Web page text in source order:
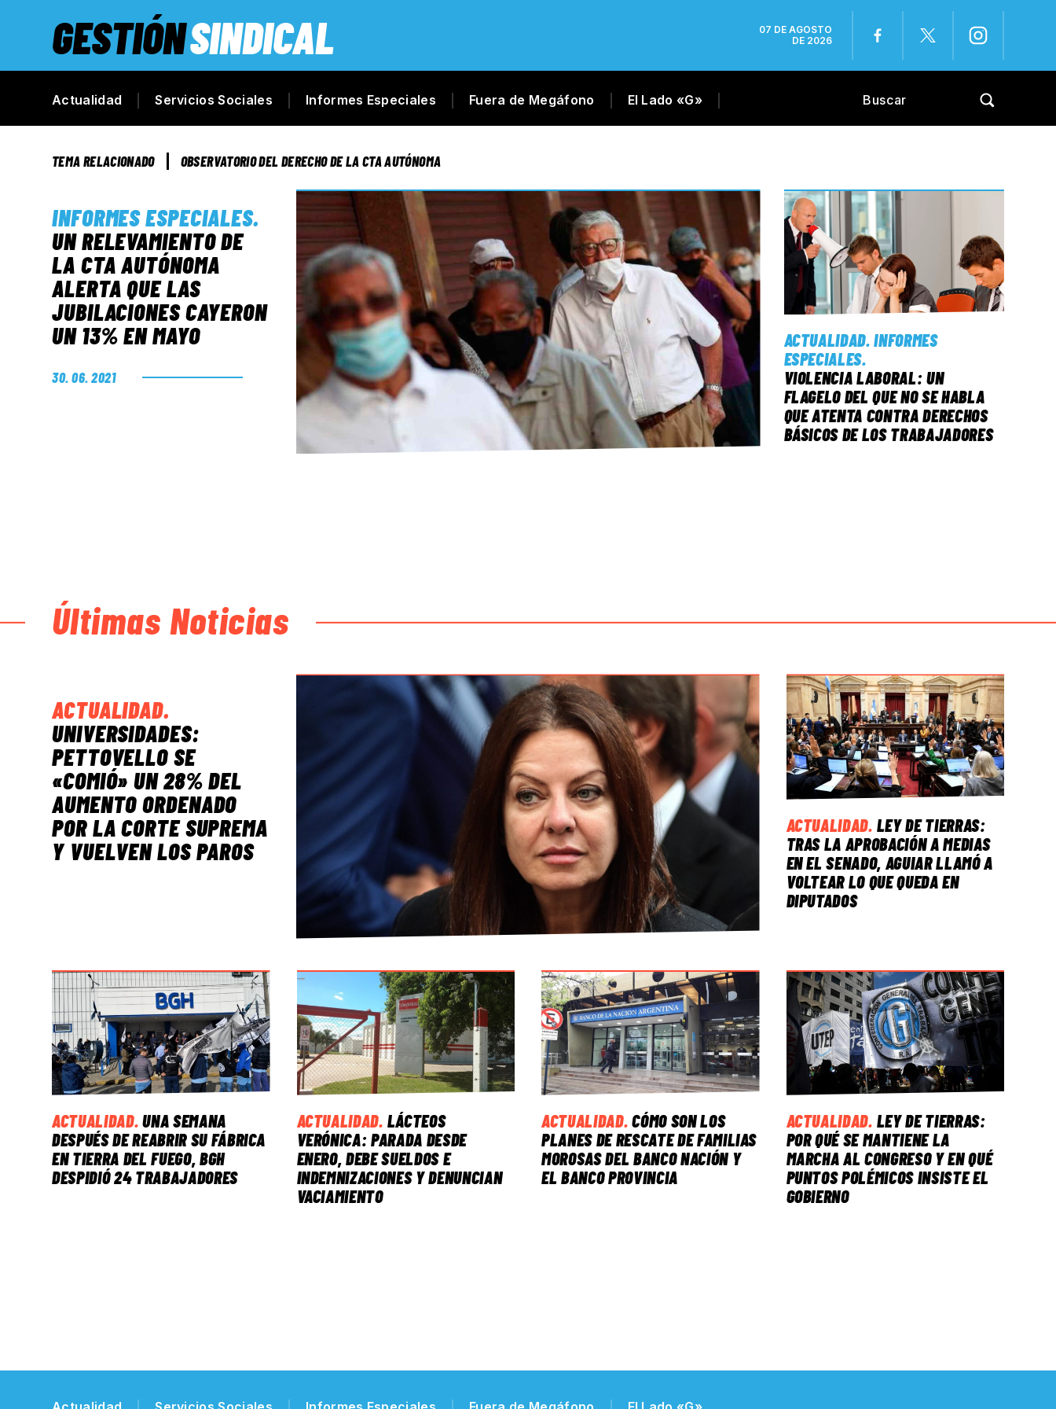
GESTIÓNSINDICAL
07 DE AGOSTO
DE 2026
Actualidad Servicios Sociales Informes Especiales Fuera de Megáfono El Lado «G»
TEMA RELACIONADO OBSERVATORIO DEL DERECHO DE LA CTA AUTÓNOMA
INFORMES ESPECIALES.
UN RELEVAMIENTO DE
LA CTA AUTÓNOMA
ALERTA QUE LAS
JUBILACIONES CAYERON
UN 13% EN MAYO
30. 06. 2021
ACTUALIDAD.INFORMES
ESPECIALES.
VIOLENCIA LABORAL: UN
FLAGELO DEL QUE NO SE HABLA
QUE ATENTA CONTRA DERECHOS
BÁSICOS DE LOS TRABAJADORES
Últimas Noticias
ACTUALIDAD.
UNIVERSIDADES:
PETTOVELLO SE
«COMIÓ» UN 28% DEL
AUMENTO ORDENADO
POR LA CORTE SUPREMA
Y VUELVEN LOS PAROS
ACTUALIDAD. LEY DE TIERRAS:
TRAS LA APROBACIÓN A MEDIAS
EN EL SENADO, AGUIAR LLAMÓ A
VOLTEAR LO QUE QUEDA EN
DIPUTADOS
ACTUALIDAD. UNA SEMANA
DESPUÉS DE REABRIR SU FÁBRICA
EN TIERRA DEL FUEGO, BGH
DESPIDIÓ 24 TRABAJADORES
ACTUALIDAD. LÁCTEOS
VERÓNICA: PARADA DESDE
ENERO, DEBE SUELDOS E
INDEMNIZACIONES Y DENUNCIAN
VACIAMIENTO
ACTUALIDAD. CÓMO SON LOS
PLANES DE RESCATE DE FAMILIAS
MOROSAS DEL BANCO NACIÓN Y
EL BANCO PROVINCIA
ACTUALIDAD. LEY DE TIERRAS:
POR QUÉ SE MANTIENE LA
MARCHA AL CONGRESO Y EN QUÉ
PUNTOS POLÉMICOS INSISTE EL
GOBIERNO